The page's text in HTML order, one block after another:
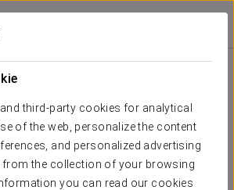
third-party cookies for analytical
of the web, personalize the content
and personalized advertising
from the collection of your browsing
you can read our cookies